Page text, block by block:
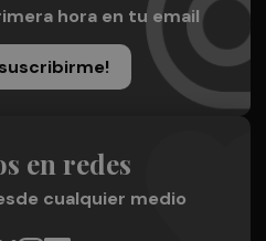
hora en tu email
en redes
cualquier medio